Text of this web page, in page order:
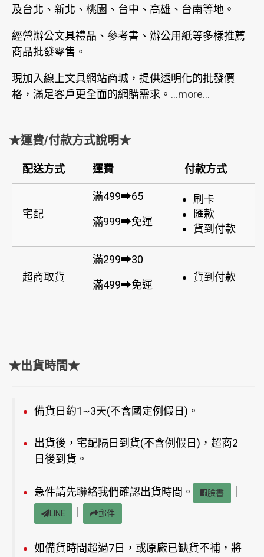
及台北、新北、桃園、台中、高雄、台南等地。
經營辦公文具禮品、參考書、辦公用紙等多樣推薦
商品批發零售。
現加入線上文具網站商城，提供透明化的批發價
格，滿足客戶更全面的網購需求。 ...more...
★運費/付款方式說明★
配送方式 運費 付款方式
宅配
滿499➡65
滿999➡免運
刷卡
匯款
貨到付款
超商取貨
滿299➡30
滿499➡免運
貨到付款
★出貨時間★
備貨日約1~3天(不含國定例假日)。
出貨後，宅配隔日到貨(不含例假日)，超商2
日後到貨。
急件請先聯絡我們確認出貨時間。 臉書
LINE 郵件
如備貨時間超過7日，或原廠已缺貨不補，將